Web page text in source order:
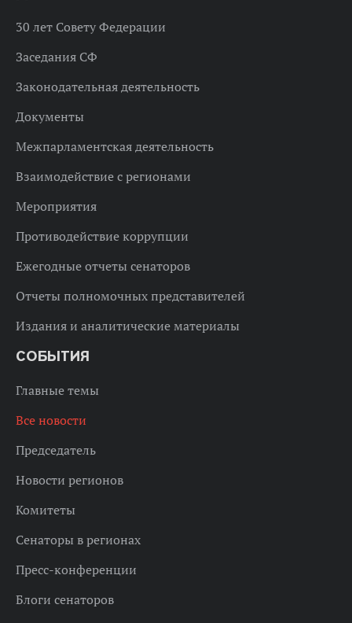
30 лет Совету Федерации
Заседания СФ
Законодательная деятельность
Документы
Межпарламентская деятельность
Взаимодействие с регионами
Мероприятия
Противодействие коррупции
Ежегодные отчеты сенаторов
Отчеты полномочных представителей
Издания и аналитические материалы
СОБЫТИЯ
Главные темы
Все новости
Председатель
Новости регионов
Комитеты
Сенаторы в регионах
Пресс-конференции
Блоги сенаторов